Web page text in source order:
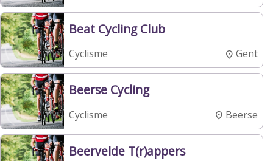
Beat Cycling Club
Cyclisme Gent
Beerse Cycling
Cyclisme Beerse
Beervelde T(r)appers